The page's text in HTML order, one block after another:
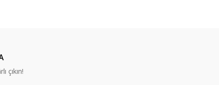
çıkın!